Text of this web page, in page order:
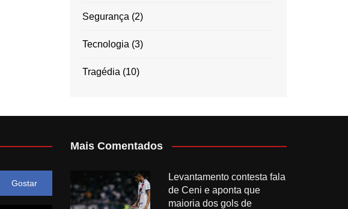
Segurança (2)
Tecnologia (3)
Tragédia (10)
Gostar
Mais Comentados
Levantamento contesta fala
de Ceni e aponta que
maioria dos gols de